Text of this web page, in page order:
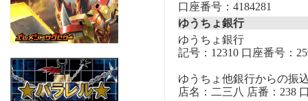
口座番号：4184281
ゆうちょ銀行
ゆうちょ銀行
記号：12310 口座番号：
ゆうちょ他銀行からの振
店名：二三八 店番：238